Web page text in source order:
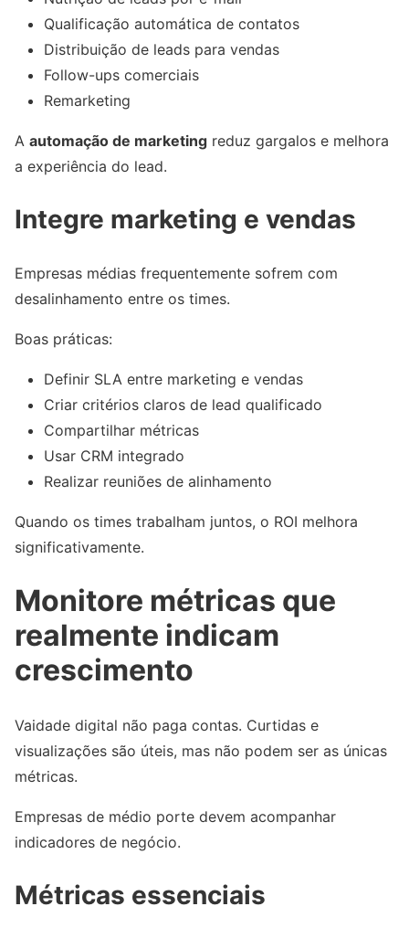
Qualificação automática de contatos
Distribuição de leads para vendas
Follow-ups comerciais
Remarketing
A automação de marketing reduz gargalos e melhora
a experiência do lead.
Integre marketing e vendas
Empresas médias frequentemente sofrem com
desalinhamento entre os times.
Boas práticas:
Definir SLA entre marketing e vendas
Criar critérios claros de lead qualificado
Compartilhar métricas
Usar CRM integrado
Realizar reuniões de alinhamento
Quando os times trabalham juntos, o ROI melhora
significativamente.
Monitore métricas que
realmente indicam
crescimento
Vaidade digital não paga contas. Curtidas e
visualizações são úteis, mas não podem ser as únicas
métricas.
Empresas de médio porte devem acompanhar
indicadores de negócio.
Métricas essenciais